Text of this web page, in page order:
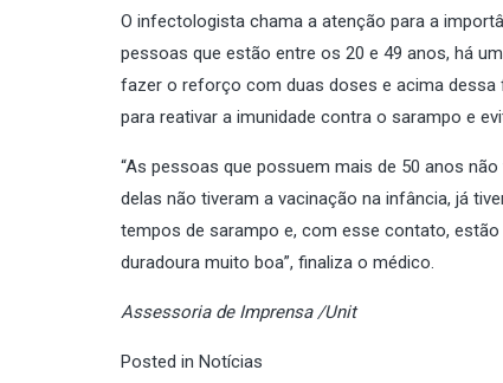
O infectologista chama a atenção para a
pessoas que estão entre os 20 e 49 anos, há
fazer o reforço com duas doses e acima dessa
para reativar a imunidade contra o sarampo e
“As pessoas que possuem mais de 50 anos
delas não tiveram a vacinação na infância, já
tempos de sarampo e, com esse contato,
duradoura muito boa”, finaliza o médico.
Assessoria de Imprensa /Unit
Posted in Notícias